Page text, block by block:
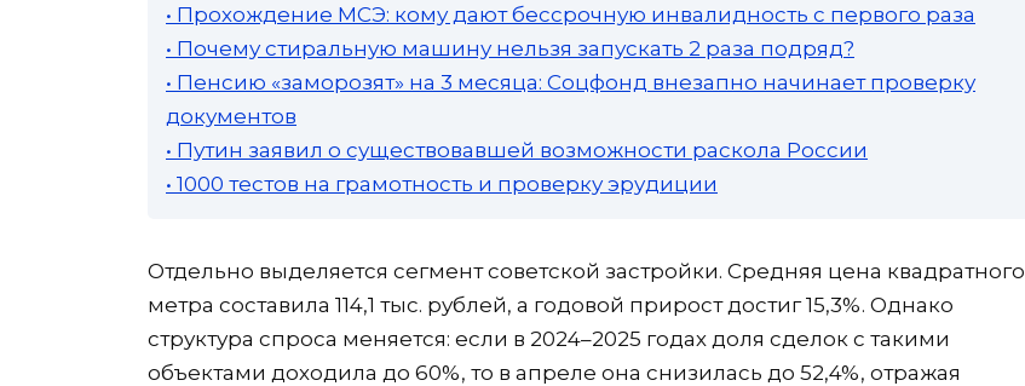
• Прохождение МСЭ: кому дают бессрочную инвалидность с первого раза
• Почему стиральную машину нельзя запускать 2 раза подряд?
• Пенсию «заморозят» на 3 месяца: Соцфонд внезапно начинает проверку
документов
• Путин заявил о существовавшей возможности раскола России
• 1000 тестов на грамотность и проверку эрудиции
Отдельно выделяется сегмент советской застройки. Средняя цена квадратного
метра составила 114,1 тыс. рублей, а годовой прирост достиг 15,3%. Однако
структура спроса меняется: если в 2024–2025 годах доля сделок с такими
объектами доходила до 60%, то в апреле она снизилась до 52,4%, отражая